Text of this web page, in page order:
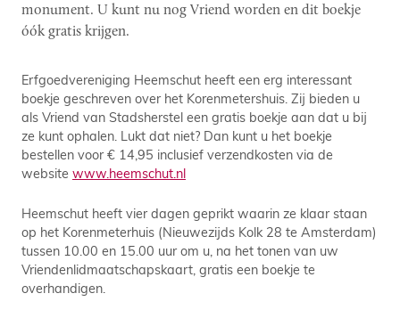
monument. U kunt nu nog Vriend worden en dit boekje
óók gratis krijgen.
Erfgoedvereniging Heemschut heeft een erg interessant
boekje geschreven over het Korenmetershuis. Zij bieden u
als Vriend van Stadsherstel een gratis boekje aan dat u bij
ze kunt ophalen. Lukt dat niet? Dan kunt u het boekje
bestellen voor € 14,95 inclusief verzendkosten via de
website www.heemschut.nl
Heemschut heeft vier dagen geprikt waarin ze klaar staan
op het Korenmeterhuis (Nieuwezijds Kolk 28 te Amsterdam)
tussen 10.00 en 15.00 uur om u, na het tonen van uw
Vriendenlidmaatschapskaart, gratis een boekje te
overhandigen.